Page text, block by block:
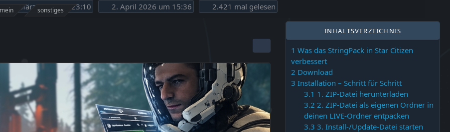
sonstiges
31. März 2026 um 23:10 2. April 2026 um 15:36 2.421 mal gelesen
INHALTSVERZEICHNIS
1 Was das StringPack in Star Citizen
verbessert
2 Download
3 Installation – Schritt für Schritt
3.1 1. ZIP-Datei herunterladen
3.2 2. ZIP-Datei als eigenen Ordner in
deinen LIVE-Ordner entpacken
3.3 3. Install-/Update-Datei starten